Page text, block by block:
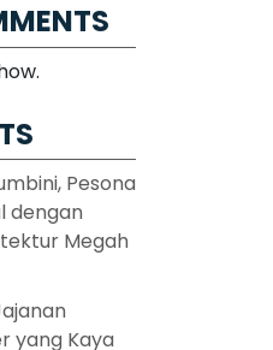
Pesona
dengan
Megah
yang Kaya